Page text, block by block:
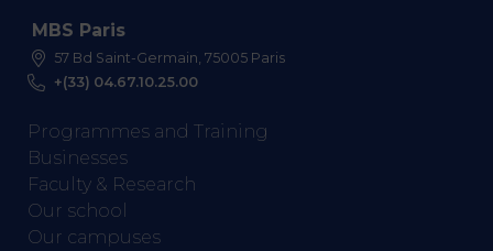
MBS Paris
57 Bd Saint-Germain, 75005 Paris
+(33) 04.67.10.25.00
Programmes and Training
Businesses
Faculty & Research
Our school
Our campuses